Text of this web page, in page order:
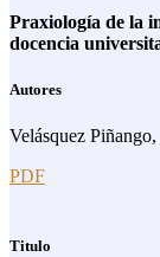
Praxiología de la
docencia
Autores
Velásquez
PDF
Titulo